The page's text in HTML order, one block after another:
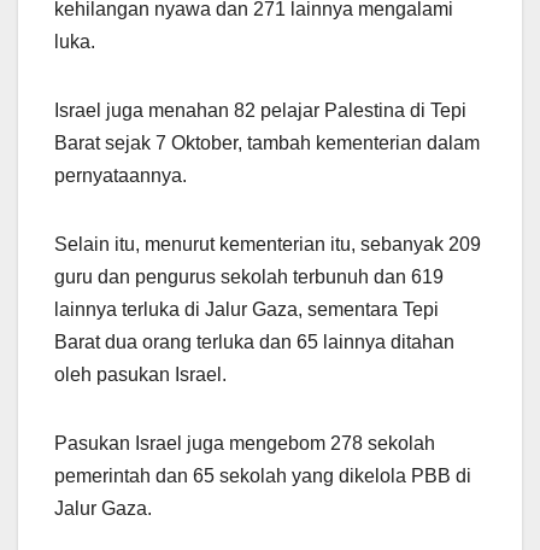
kehilangan nyawa dan 271 lainnya mengalami
luka.
Israel juga menahan 82 pelajar Palestina di Tepi
Barat sejak 7 Oktober, tambah kementerian dalam
pernyataannya.
Selain itu, menurut kementerian itu, sebanyak 209
guru dan pengurus sekolah terbunuh dan 619
lainnya terluka di Jalur Gaza, sementara Tepi
Barat dua orang terluka dan 65 lainnya ditahan
oleh pasukan Israel.
Pasukan Israel juga mengebom 278 sekolah
pemerintah dan 65 sekolah yang dikelola PBB di
Jalur Gaza.